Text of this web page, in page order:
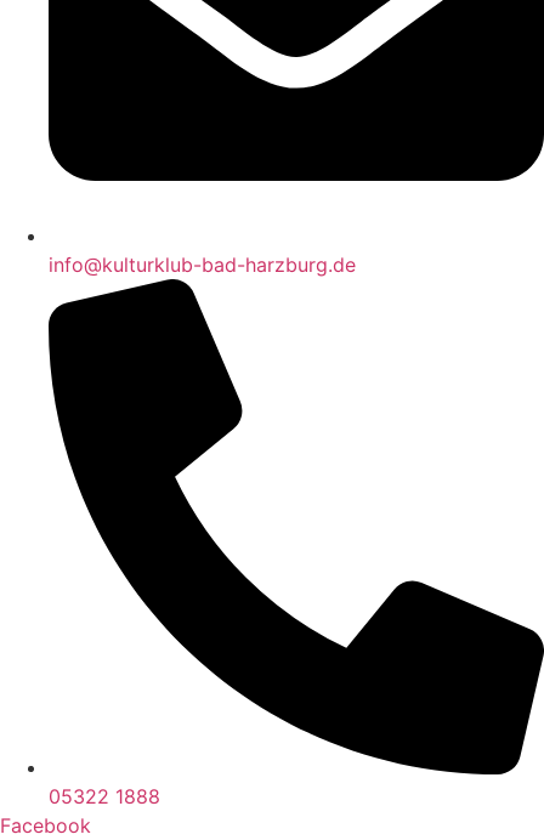
info@kulturklub-bad-harzburg.de
05322 1888
Facebook